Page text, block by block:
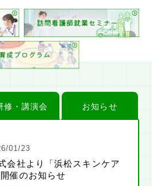
補助金関係
査・報告書
Q&A
師を目指す方
修・講演会 お知らせ
01/23
会社より「浜松スキンケア
催のお知らせ